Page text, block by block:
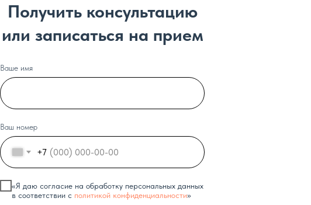
Ваше имя
Ваш номер
+7
«Я даю согласие на обработку персональных данных
в соответствии с политикой конфиденциальности»
Получить консультацию
или записаться на прием